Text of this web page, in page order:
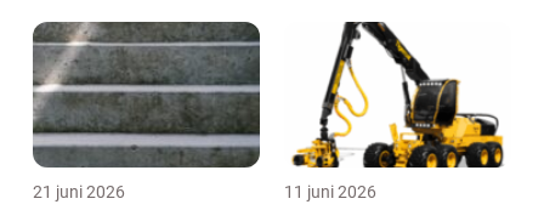
21 juni 2026 11 juni 2026